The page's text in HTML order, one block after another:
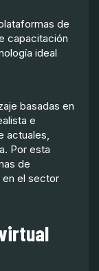
de
capacitación
ideal
basadas en
e
actuales,
Por esta
de
en el sector